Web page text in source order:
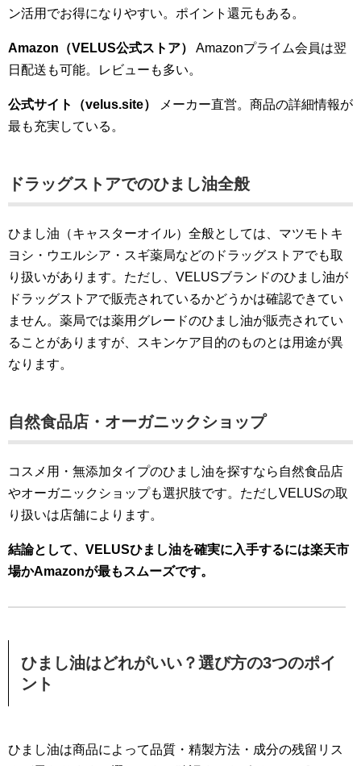
ン活用でお得になりやすい。ポイント還元もある。
Amazon（VELUS公式ストア）
Amazonプライム会員は翌
日配送も可能。レビューも多い。
公式サイト（velus.site）
メーカー直営。商品の詳細情報が
最も充実している。
ドラッグストアでのひまし油全般
ひまし油（キャスターオイル）全般としては、マツモトキ
ヨシ・ウエルシア・スギ薬局などのドラッグストアでも取
り扱いがあります。ただし、VELUSブランドのひまし油が
ドラッグストアで販売されているかどうかは確認できてい
ません。薬局では薬用グレードのひまし油が販売されてい
ることがありますが、スキンケア目的のものとは用途が異
なります。
自然食品店・オーガニックショップ
コスメ用・無添加タイプのひまし油を探すなら自然食品店
やオーガニックショップも選択肢です。ただしVELUSの取
り扱いは店舗によります。
結論として、VELUSひまし油を確実に入手するには楽天市
場かAmazonが最もスムーズです。
ひまし油はどれがいい？選び方の3つのポイ
ント
ひまし油は商品によって品質・精製方法・成分の残留リス